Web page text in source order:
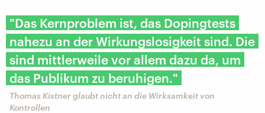
"Das Kernproblem ist, das Dopingtests
nahezu an der Wirkungslosigkeit sind. Die
sind mittlerweile vor allem dazu da, um
das Publikum zu beruhigen."
Thomas Kistner glaubt nicht an die Wirksamkeit von
Kontrollen